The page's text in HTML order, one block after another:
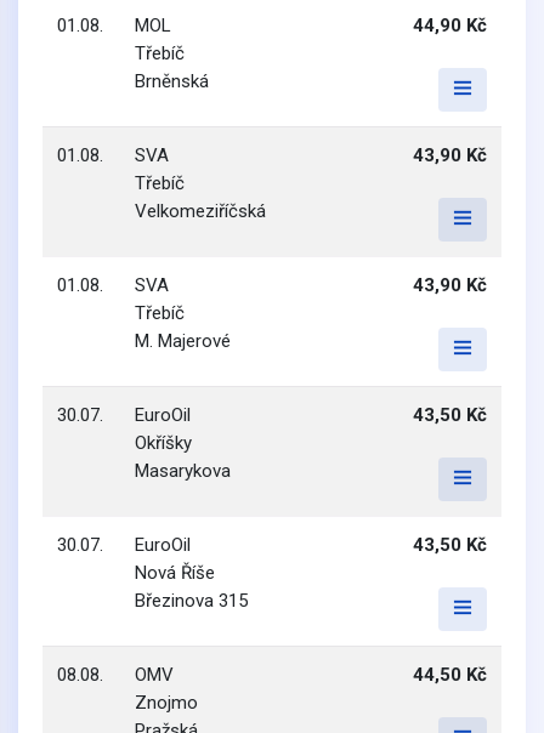
01.08.
MOL
Třebíč
Brněnská
44,90 Kč
01.08.
SVA
Třebíč
Velkomeziříčská
43,90 Kč
01.08.
SVA
Třebíč
M. Majerové
43,90 Kč
30.07.
EuroOil
Okříšky
Masarykova
43,50 Kč
30.07.
EuroOil
Nová Říše
Březinova 315
43,50 Kč
08.08.
OMV
Znojmo
44,50 Kč